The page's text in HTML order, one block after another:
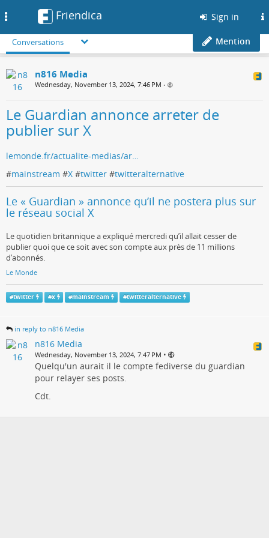
Friendica Sign in
Conversations Mention
n816 Media
Wednesday, November 13, 2024, 7:46 PM •
Le Guardian annonce arreter de
publier sur X
lemonde.fr/actualite-medias/ar…
#mainstream #X #twitter #twitteralternative
Le « Guardian » annonce qu’il ne postera plus sur
le réseau social X
Le quotidien britannique a expliqué mercredi qu’il allait cesser de
publier quoi que ce soit avec son compte aux près de 11 millions
d’abonnés.
Le Monde
#twitter #x #mainstream #twitteralternative
in reply to n816 Media
n816 Media
Wednesday, November 13, 2024, 7:47 PM •
Quelqu'un aurait il le compte fediverse du guardian
pour relayer ses posts.
Cdt.